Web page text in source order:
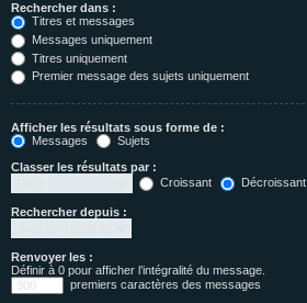
Rechercher dans :
Titres et messages
Messages uniquement
Titres uniquement
Premier message des sujets uniquement
Afficher les résultats sous forme de :
Messages
Sujets
Classer les résultats par :
Croissant
Décroissant
Rechercher depuis :
Renvoyer les :
Définir à 0 pour afficher l’intégralité du message.
premiers caractères des messages